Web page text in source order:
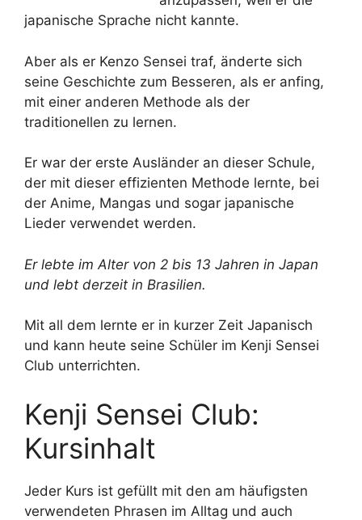
japanische Sprache nicht kannte.
Aber als er Kenzo Sensei traf, änderte sich
seine Geschichte zum Besseren, als er anfing,
mit einer anderen Methode als der
traditionellen zu lernen.
Er war der erste Ausländer an dieser Schule,
der mit dieser effizienten Methode lernte, bei
der Anime, Mangas und sogar japanische
Lieder verwendet werden.
Er lebte im Alter von 2 bis 13 Jahren in Japan
und lebt derzeit in Brasilien.
Mit all dem lernte er in kurzer Zeit Japanisch
und kann heute seine Schüler im Kenji Sensei
Club unterrichten.
Kenji Sensei Club:
Kursinhalt
Jeder Kurs ist gefüllt mit den am häufigsten
verwendeten Phrasen im Alltag und auch